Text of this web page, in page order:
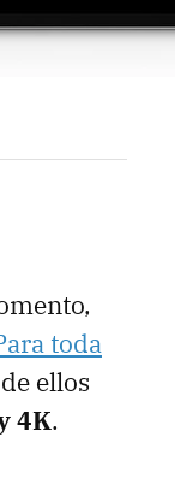
toda
ellos
4K.